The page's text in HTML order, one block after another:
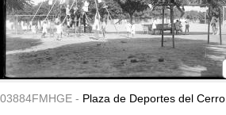
03884FMHGE - Plaza de Deportes del Cerro.